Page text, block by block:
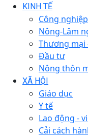
KINH TẾ
Công nghiệp
Nông-Lâm
Thương mại
Đầu tư
Nông thôn
XÃ HỘI
Giáo dục
Y tế
Lao động -
Cải cách